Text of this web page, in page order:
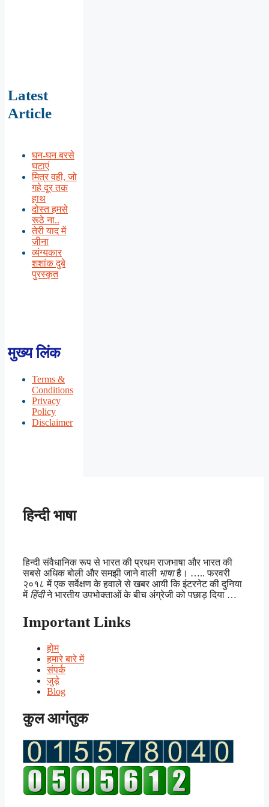
Latest
Article
घन-घन बरसे
घटाएं
मित्र वही, जो
गहे दूर तक
हाथ
दोस्त हमसे
रूठे ना..
तेरी याद में
जीना
व्यंग्यकार
शशांक दुबे
पुरस्कृत
मुख्य लिंक
Terms &
Conditions
Privacy
Policy
Disclaimer
हिन्दी भाषा
हिन्दी संवैधानिक रूप से भारत की प्रथम राजभाषा और भारत की
सबसे अधिक बोली और समझी जाने वाली भाषाहै। ….. फरवरी
२०१८ में एक सर्वेक्षण के हवाले से खबर आयी कि इंटरनेट की दुनिया
में हिंदीने भारतीय उपभोक्ताओं के बीच अंग्रेजी को पछाड़ दिया …
Important Links
होम
हमारे बारे में
संपर्क
जुड़े
Blog
कुल आगंतुक